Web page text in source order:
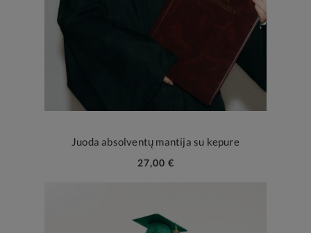
Juoda absolventų mantija su kepure
27,00 €